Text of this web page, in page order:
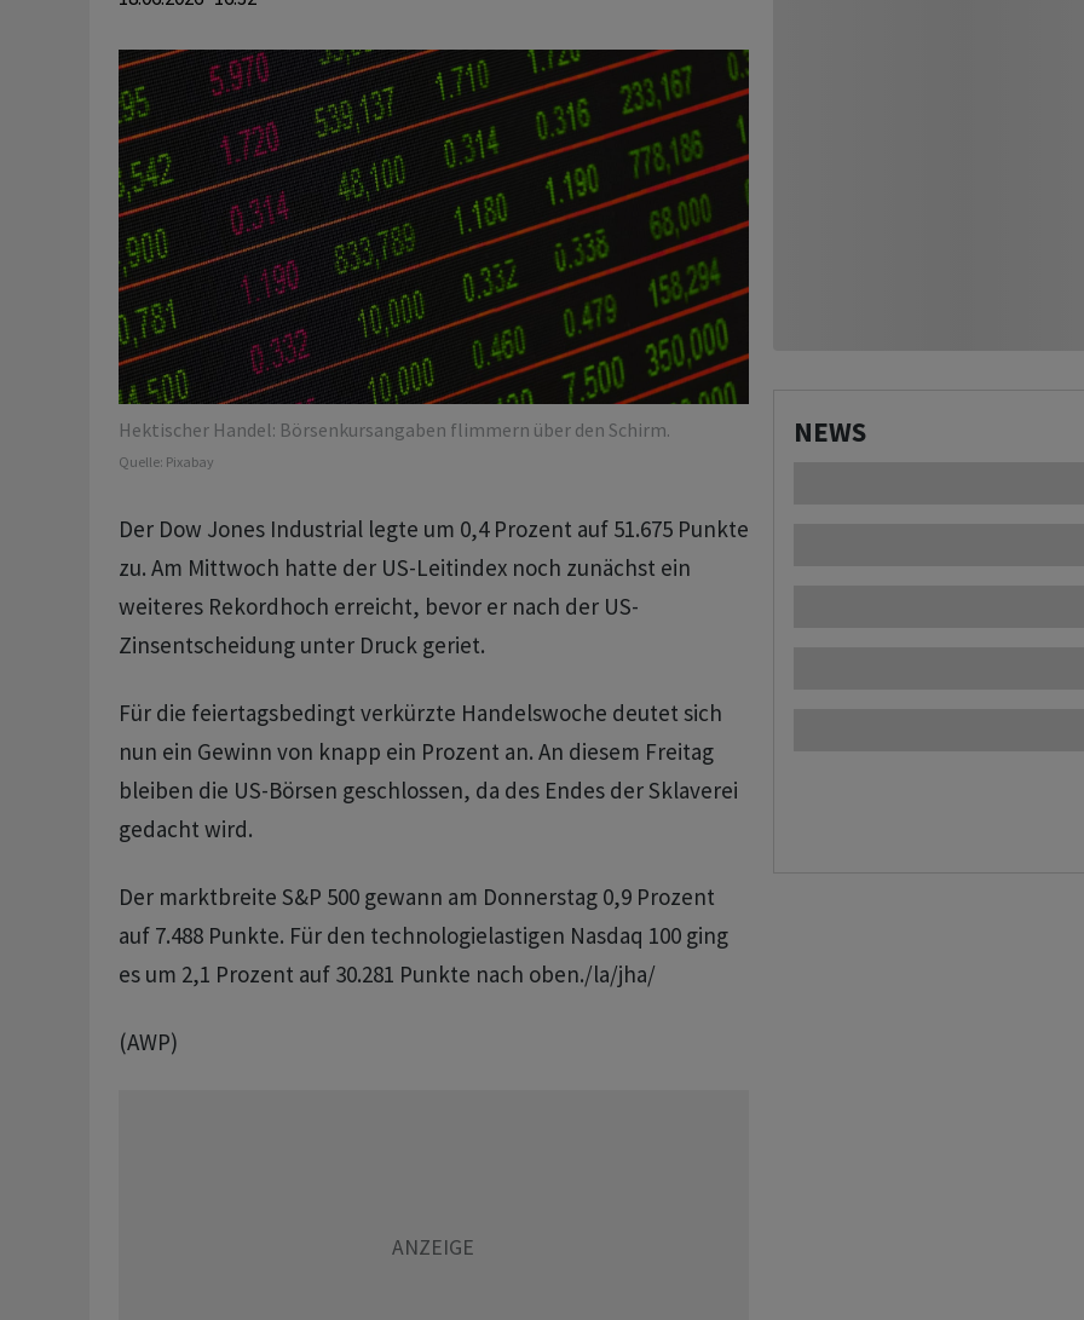
Hektischer Handel: Börsenkursangaben flimmern über den Schirm.
Quelle: Pixabay
Der Dow Jones Industrial legte um 0,4 Prozent auf 51.675 Punkte
zu. Am Mittwoch hatte der US-Leitindex noch zunächst ein
weiteres Rekordhoch erreicht, bevor er nach der US-
Zinsentscheidung unter Druck geriet.
Für die feiertagsbedingt verkürzte Handelswoche deutet sich
nun ein Gewinn von knapp ein Prozent an. An diesem Freitag
bleiben die US-Börsen geschlossen, da des Endes der Sklaverei
gedacht wird.
Der marktbreite S&P 500 gewann am Donnerstag 0,9 Prozent
auf 7.488 Punkte. Für den technologielastigen Nasdaq 100 ging
es um 2,1 Prozent auf 30.281 Punkte nach oben./la/jha/
(AWP)
NEWS